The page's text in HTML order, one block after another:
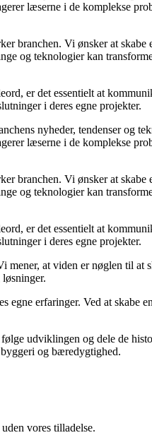
læserne i de komplekse
branchen. Vi ønsker at skabe
og teknologier kan
er det essentielt at
i deres egne projekter.
nyheder, tendenser og
læserne i de komplekse
branchen. Vi ønsker at skabe
og teknologier kan
er det essentielt at
i deres egne projekter.
at viden er nøglen til at
egne erfaringer. Ved at skabe
udviklingen og dele de
og bæredygtighed.
vores tilladelse.